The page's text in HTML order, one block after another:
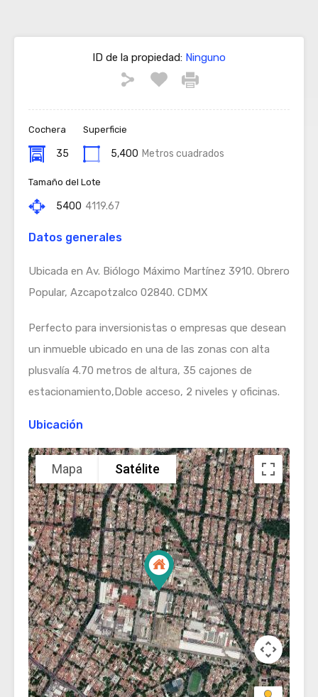
ID de la propiedad: Ninguno
Cochera
35
Superficie
5,400 Metros cuadrados
Tamaño del Lote
5400 4119.67
Datos generales
Ubicada en Av. Biólogo Máximo Martínez 3910. Obrero
Popular, Azcapotzalco 02840. CDMX
Perfecto para inversionistas o empresas que desean
un inmueble ubicado en una de las zonas con alta
plusvalía 4.70 metros de altura, 35 cajones de
estacionamiento,Doble acceso, 2 niveles y oficinas.
Ubicación
Mapa Satélite